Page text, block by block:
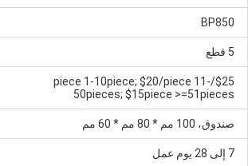
BP850
5 قطع
$25/piece 1-10piece; $20/piece 11-
50pieces; $15piece >=51pieces
صندوق، 100 مم * 80 مم * 60 مم
7 إلى 28 يوم عمل